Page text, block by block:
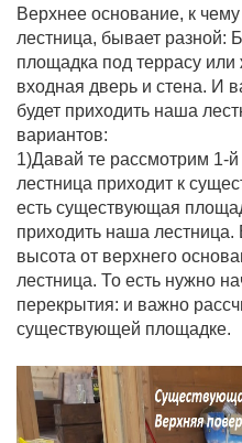
Верхнее основание, к
лестница, бывает разной:
площадка под террасу или
входная дверь и стена. И
будет приходить наша
вариантов:
1)Давай те рассмотрим 1-й
лестница приходит к
есть существующая
приходить наша
высота от верхнего
лестница. То есть нужно
перекрытия: и важно
существующей площадке.